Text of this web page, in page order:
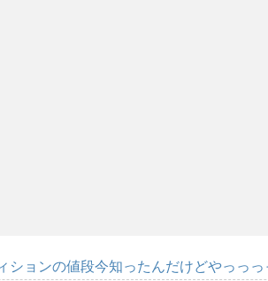
ションの値段今知ったんだけどやっっ